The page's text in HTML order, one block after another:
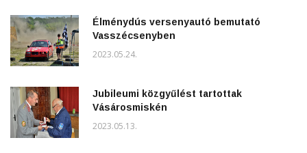
Élménydús versenyautó bemutató
Vasszécsenyben
2023.05.24.
Jubileumi közgyűlést tartottak
Vásárosmiskén
2023.05.13.